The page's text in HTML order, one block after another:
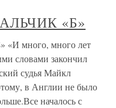
«Б»
много, много лет
словами закончил
судья Майкл
в Англии не было
началось с